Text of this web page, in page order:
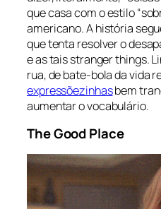
que casa com o estilo
americano. A história
que tenta resolver o
e as taisstranger things.
rua, de bate-bola da vida
expressõezinhasbem
aumentar o vocabulário.
The Good Place